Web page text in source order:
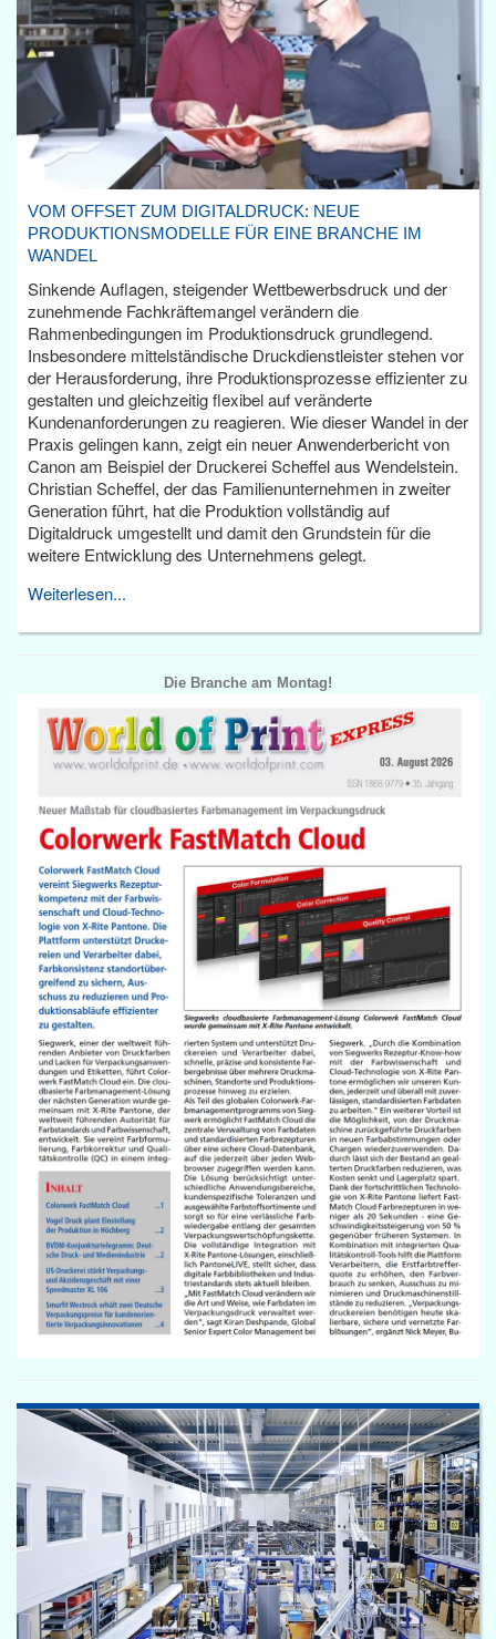
VOM OFFSET ZUM DIGITALDRUCK: NEUE
PRODUKTIONSMODELLE FÜR EINE BRANCHE IM
WANDEL
Sinkende Auflagen, steigender Wettbewerbsdruck und der
zunehmende Fachkräftemangel verändern die
Rahmenbedingungen im Produktionsdruck grundlegend.
Insbesondere mittelständische Druckdienstleister stehen vor
der Herausforderung, ihre Produktionsprozesse effizienter zu
gestalten und gleichzeitig flexibel auf veränderte
Kundenanforderungen zu reagieren. Wie dieser Wandel in der
Praxis gelingen kann, zeigt ein neuer Anwenderbericht von
Canon am Beispiel der Druckerei Scheffel aus Wendelstein.
Christian Scheffel, der das Familienunternehmen in zweiter
Generation führt, hat die Produktion vollständig auf
Digitaldruck umgestellt und damit den Grundstein für die
weitere Entwicklung des Unternehmens gelegt.
Weiterlesen...
Die Branche am Montag!